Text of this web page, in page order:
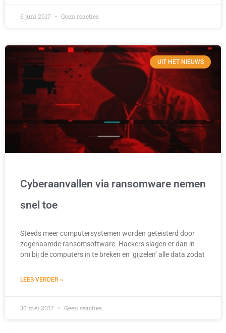
6 juni 2017 Geen reacties
UIT HET NIEUWS
Cyberaanvallen via ransomware nemen
snel toe
Steeds meer computersystemen worden geteisterd door
zogenaamde ransomsoftware. Hackers slagen er dan in
om bij de computers in te breken en ‘gijzelen’ alle data zodat
LEES VERDER »
30 mei 2017 Geen reacties